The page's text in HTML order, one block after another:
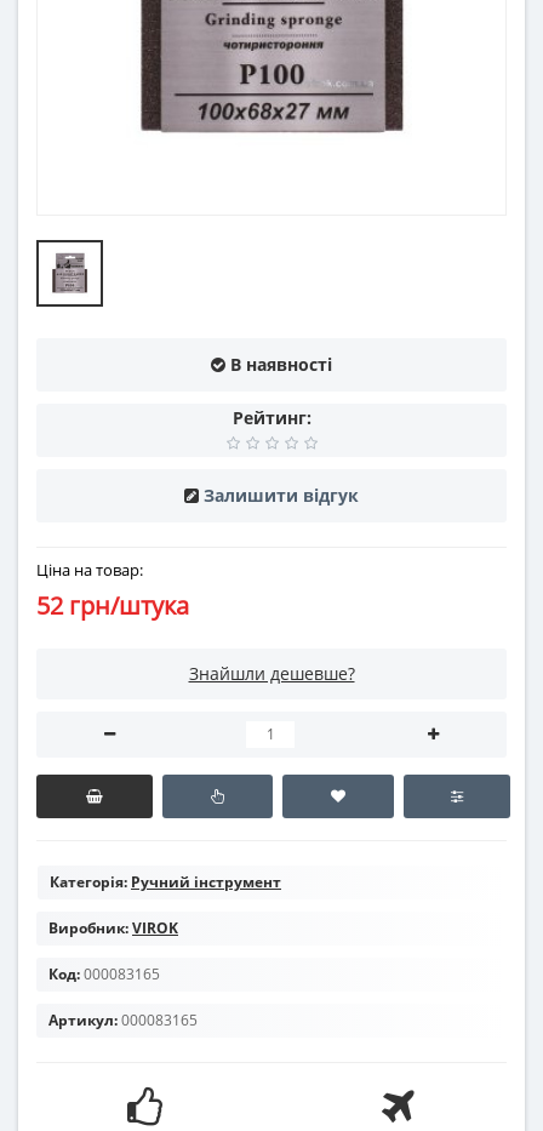
В наявності
Рейтинг:
Залишити відгук
Ціна на товар:
52 грн/штука
Знайшли дешевше?
Категорія: Ручний інструмент
Виробник:VIROK
Код:000083165
Артикул:000083165